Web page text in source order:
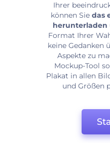
Ihrer
können Sie das
herunterladen
Format Ihrer
keine Gedanken
Aspekte zu
Mockup-Tool
Plakat in allen
und Größen